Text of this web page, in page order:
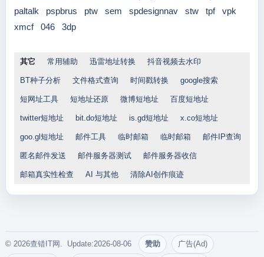
paltalk
pspbrus ptw sem spdesignnav stw tpf
vpk
xmcf
046 3dp
其它 常用辅助 迅雷地址转换 抖音视频去水印
BT种子分析 文件格式查询 时间戳转换 google搜索
短网址工具 短地址还原 微博短地址 百度短地址
twitter短地址 bit.do短地址 is.gd短地址 x.co短地址
goo.gl短地址 邮件工具 临时邮箱 临时邮箱 邮件IP查询
匿名邮件发送 邮件服务器测试 邮件服务器收信
邮箱真实性检查 AI 与其他 清除AI创作痕迹
© 2026查错IT网. Update:2026-08-06 赞助 广告(Ad)